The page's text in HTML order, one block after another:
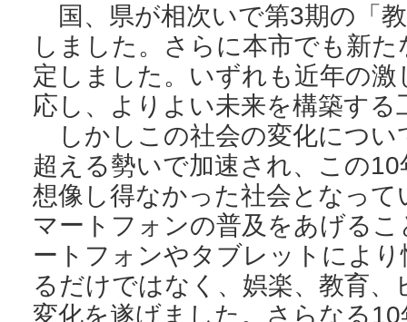
国、県が相次いで第3期の「
しました。さらに本市でも新
定しました。いずれも近年の
応し、よりよい未来を構築す
しかしこの社会の変化につい
超える勢いで加速され、この
想像し得なかった社会となっ
マートフォンの普及をあげる
ートフォンやタブレットによ
るだけではなく、娯楽、教育
変化を遂げました。さらなる